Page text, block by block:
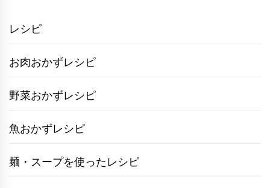
レシピ
お肉おかずレシピ
野菜おかずレシピ
魚おかずレシピ
麺・スープを使ったレシピ